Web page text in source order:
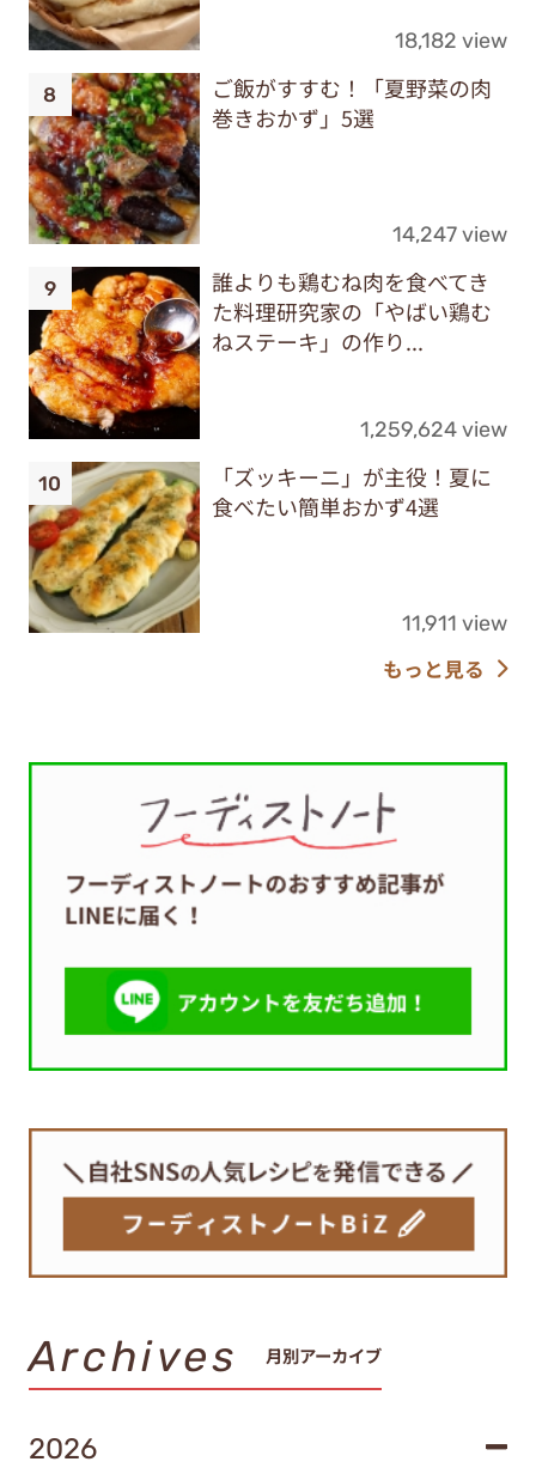
18,182 view
ご飯がすすむ！「夏野菜の肉
巻きおかず」5選
14,247 view
誰よりも鶏むね肉を食べてき
た料理研究家の「やばい鶏む
ねステーキ」の作り...
1,259,624 view
「ズッキーニ」が主役！夏に
食べたい簡単おかず4選
11,911 view
もっと見る
Archives 月別アーカイブ
2026